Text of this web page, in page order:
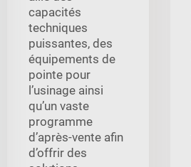
capacités
techniques
puissantes, des
équipements de
pointe pour
l’usinage ainsi
qu’un vaste
programme
d’après-vente afin
d’offrir des